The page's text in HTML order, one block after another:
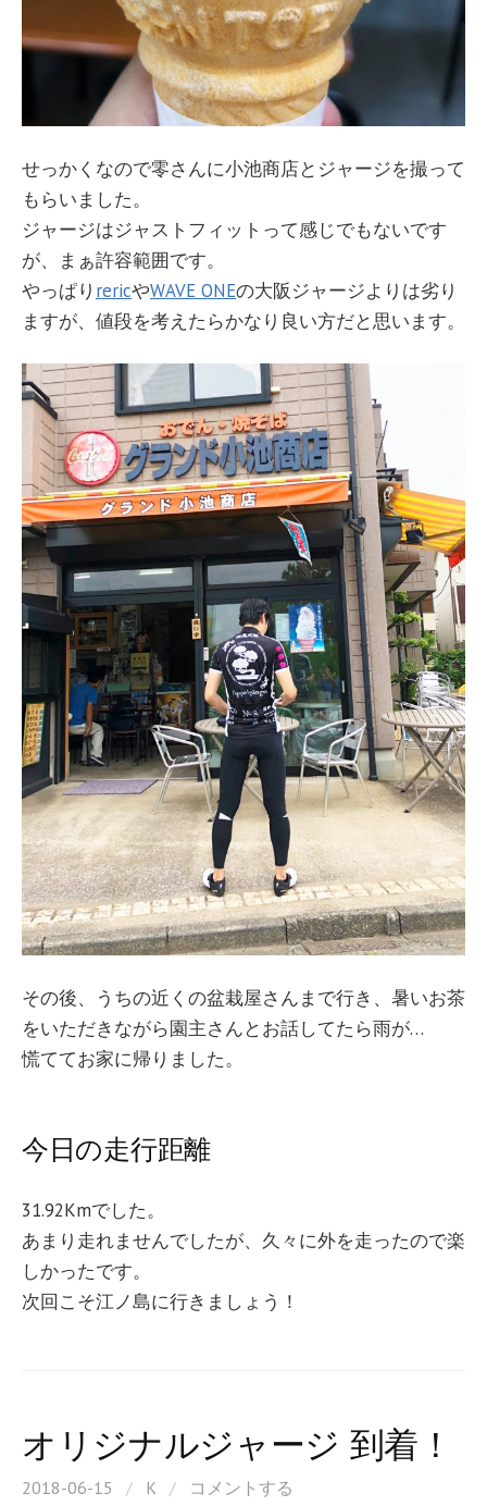
せっかくなので零さんに小池商店とジャージを撮って
もらいました。
ジャージはジャストフィットって感じでもないです
が、まぁ許容範囲です。
やっぱり rericやWAVE ONEの大阪ジャージよりは劣り
ますが、値段を考えたらかなり良い方だと思います。
その後、うちの近くの盆栽屋さんまで行き、暑いお茶
をいただきながら園主さんとお話してたら雨が…
慌ててお家に帰りました。
今日の走行距離
31.92Kmでした。
あまり走れませんでしたが、久々に外を走ったので楽
しかったです。
次回こそ江ノ島に行きましょう！
オリジナルジャージ 到着！
2018-06-15 / K / コメントする